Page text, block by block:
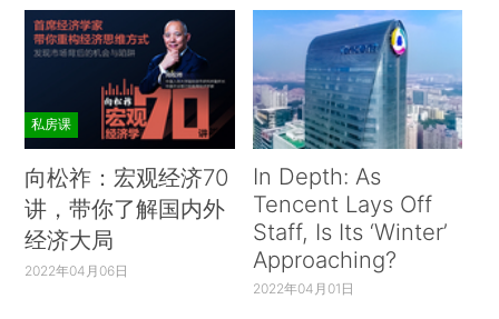
私房课
向松祚：宏观经济70
讲，带你了解国内外
经济大局
2022年04月06日
In Depth: As
Tencent Lays Off
Staff, Is Its ‘Winter’
Approaching?
2022年04月01日